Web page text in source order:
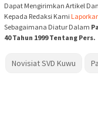
Dapat Mengirimkan Artikel
Kepada Redaksi Kami
Sebagaimana Diatur Dalam
40 Tahun 1999 Tentang Pers.
Novisiat SVD Kuwu